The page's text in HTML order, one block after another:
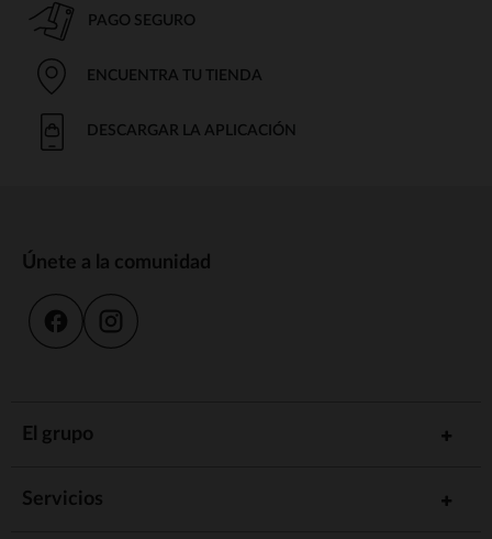
PAGO SEGURO
ENCUENTRA TU TIENDA
DESCARGAR LA APLICACIÓN
Únete a la comunidad
El grupo
Servicios